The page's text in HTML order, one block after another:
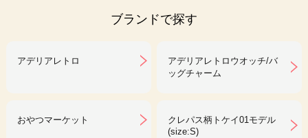
ブランドで探す
アデリアレトロ
アデリアレトロウオッチ/バ
ッグチャーム
おやつマーケット
クレパス柄トケイ01モデル
(size:S)